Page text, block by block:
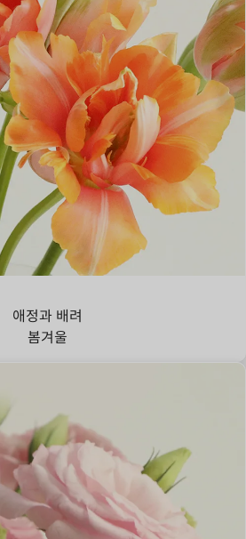
애정과 배려
봄겨울